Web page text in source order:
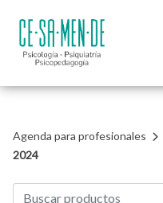
Agenda para profesionales
2024